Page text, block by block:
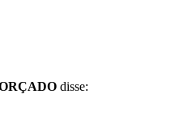
disse: